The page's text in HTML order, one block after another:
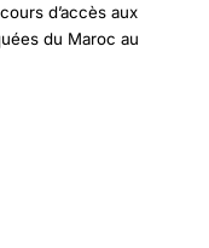
d’accès aux
du Maroc au